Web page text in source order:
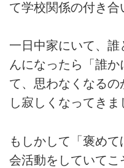
て学校関係の付き
一日中家にいて、
んになったら「誰
て、思わなくなる
し寂しくなってきま
もしかして「褒め
会活動をしていてこ